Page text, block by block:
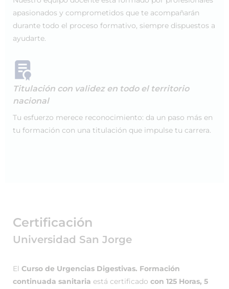
apasionados y comprometidos que te acompañarán
durante todo el proceso formativo, siempre dispuestos a
ayudarte.
Titulación con validez en todo el territorio
nacional
Tu esfuerzo merece reconocimiento: da un paso más en
tu formación con una titulación que impulse tu carrera.
Certificación
Universidad San Jorge
El Curso de Urgencias Digestivas. Formación
continuada sanitaria está certificado con 125 Horas, 5